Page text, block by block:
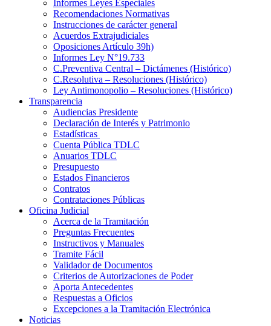
Informes Leyes Especiales
Recomendaciones Normativas
Instrucciones de carácter general
Acuerdos Extrajudiciales
Oposiciones Artículo 39h)
Informes Ley N°19.733
C.Preventiva Central – Dictámenes (Histórico)
C.Resolutiva – Resoluciones (Histórico)
Ley Antimonopolio – Resoluciones (Histórico)
Transparencia
Audiencias Presidente
Declaración de Interés y Patrimonio
Estadísticas
Cuenta Pública TDLC
Anuarios TDLC
Presupuesto
Estados Financieros
Contratos
Contrataciones Públicas
Oficina Judicial
Acerca de la Tramitación
Preguntas Frecuentes
Instructivos y Manuales
Tramite Fácil
Validador de Documentos
Criterios de Autorizaciones de Poder
Aporta Antecedentes
Respuestas a Oficios
Excepciones a la Tramitación Electrónica
Noticias